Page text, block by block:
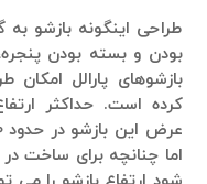
طراحی اینگونه بازشو
بودن و بسته بودن
بازشوهای پارالل
اما چنانچه برای ساخت در